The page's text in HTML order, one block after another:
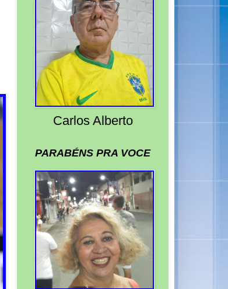
Carlos Alberto
PARABÉNS PRA VOCE